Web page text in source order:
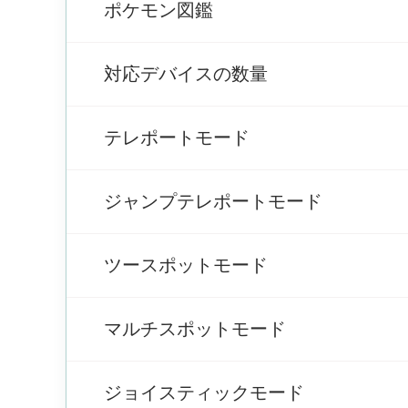
ポケモン図鑑
対応デバイスの数量
テレポートモード
ジャンプテレポートモード
ツースポットモード
マルチスポットモード
ジョイスティックモード